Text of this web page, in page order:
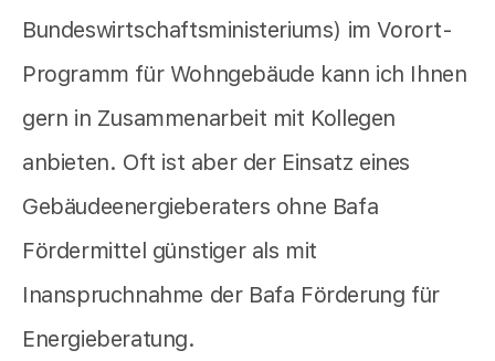
Bundeswirtschaftsministeriums) im Vorort-
Programm für Wohngebäude kann ich Ihnen
gern in Zusammenarbeit mit Kollegen
anbieten. Oft ist aber der Einsatz eines
Gebäudeenergieberaters ohne Bafa
Fördermittel günstiger als mit
Inanspruchnahme der Bafa Förderung für
Energieberatung.